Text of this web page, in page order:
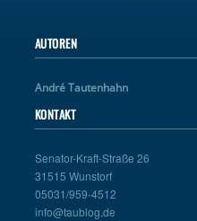
AUTOREN
André Tautenhahn
KONTAKT
Senator-Kraft-Straße 26
31515 Wunstorf
05031/959-4512
info@taublog.de